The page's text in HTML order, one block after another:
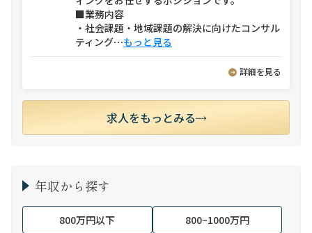
■業務内容
・社会課題・地域課題の解決に向けたコンサル
ティング⋯もっと見る
詳細を見る
求人をもっとみる
年収から探す
800万円以下
800~1000万円